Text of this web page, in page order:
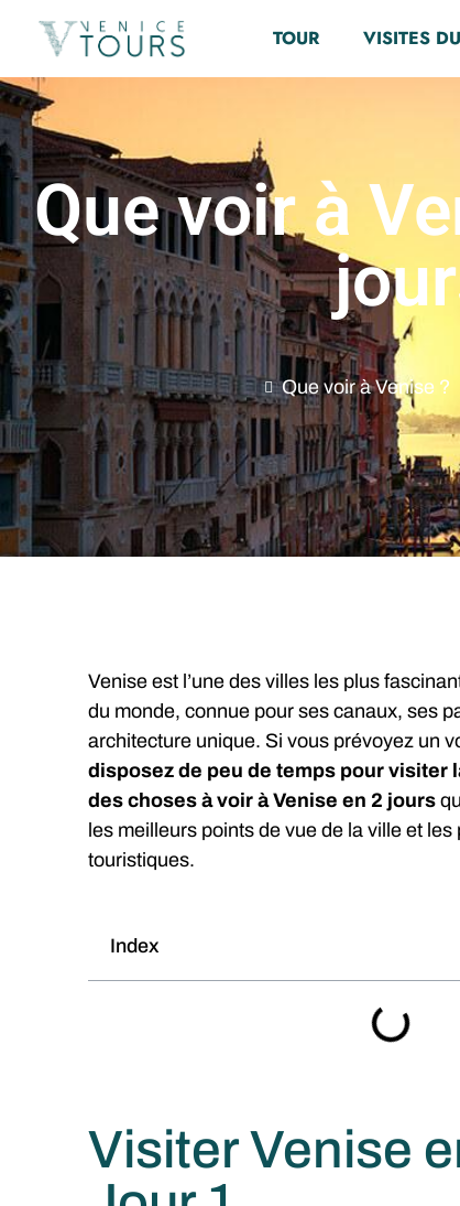
TOUR VISITES
Que voir à
Que voir à Venise ?
Venise est l’une des villes les plus
du monde, connue pour ses canaux, ses
architecture unique. Si vous prévoyez un
disposez de peu de temps pour visiter
des choses à voir à Venise en 2 jours
les meilleurs points de vue de la ville et
touristiques.
Index
Visiter Venise